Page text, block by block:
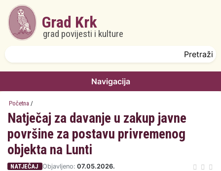
Skoči na glavni sadržaj
Grad Krk
grad povijesti i kulture
Navigacija
Početna /
Natječaj za davanje u zakup javne
površine za postavu privremenog
objekta na Lunti
NATJEČAJ Objavljeno: 07.05.2026.